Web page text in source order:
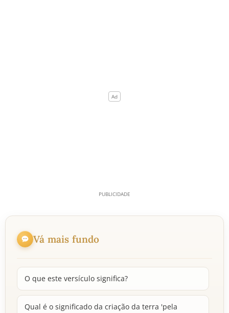
Vá mais fundo
O que este versículo significa?
Qual é o significado da criação da terra 'pela